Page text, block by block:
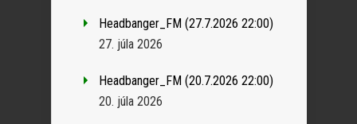
Headbanger_FM (27.7.2026 22:00)
27. júla 2026
Headbanger_FM (20.7.2026 22:00)
20. júla 2026